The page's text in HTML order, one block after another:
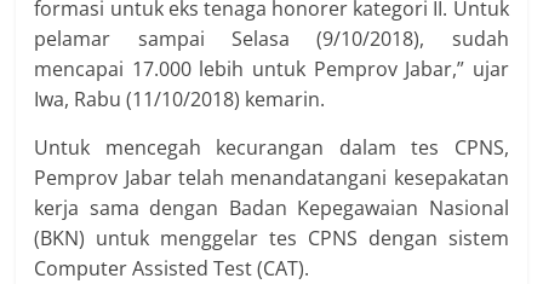
formasi untuk eks tenaga honorer kategori II. Untuk
pelamar sampai Selasa (9/10/2018), sudah
mencapai 17.000 lebih untuk Pemprov Jabar,” ujar
Iwa, Rabu (11/10/2018) kemarin.
Untuk mencegah kecurangan dalam tes CPNS,
Pemprov Jabar telah menandatangani kesepakatan
kerja sama dengan Badan Kepegawaian Nasional
(BKN) untuk menggelar tes CPNS dengan sistem
Computer Assisted Test (CAT).